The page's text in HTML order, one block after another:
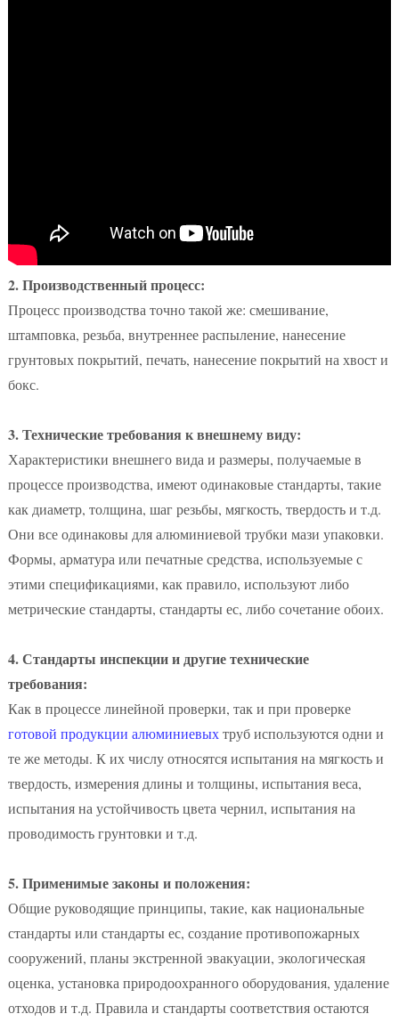
2. Производственный процесс:
Процесс производства точно такой же: смешивание,
штамповка, резьба, внутреннее распыление, нанесение
грунтовых покрытий, печать, нанесение покрытий на хвост и
бокс.
3. Технические требования к внешнему виду:
Характеристики внешнего вида и размеры, получаемые в
процессе производства, имеют одинаковые стандарты, такие
как диаметр, толщина, шаг резьбы, мягкость, твердость и т.д.
Они все одинаковы для алюминиевой трубки мази упаковки.
Формы, арматура или печатные средства, используемые с
этими спецификациями, как правило, используют либо
метрические стандарты, стандарты ес, либо сочетание обоих.
4. Стандарты инспекции и другие технические
требования:
Как в процессе линейной проверки, так и при проверке
готовой продукции алюминиевыхтруб используются одни и
те же методы. К их числу относятся испытания на мягкость и
твердость, измерения длины и толщины, испытания веса,
испытания на устойчивость цвета чернил, испытания на
проводимость грунтовки и т.д.
5. Применимые законы и положения:
Общие руководящие принципы, такие, как национальные
стандарты или стандарты ес, создание противопожарных
сооружений, планы экстренной эвакуации, экологическая
оценка, установка природоохранного оборудования, удаление
отходов и т.д. Правила и стандарты соответствия остаются